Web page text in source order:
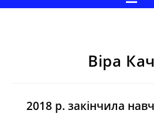
Віра
2018 р. закінчила